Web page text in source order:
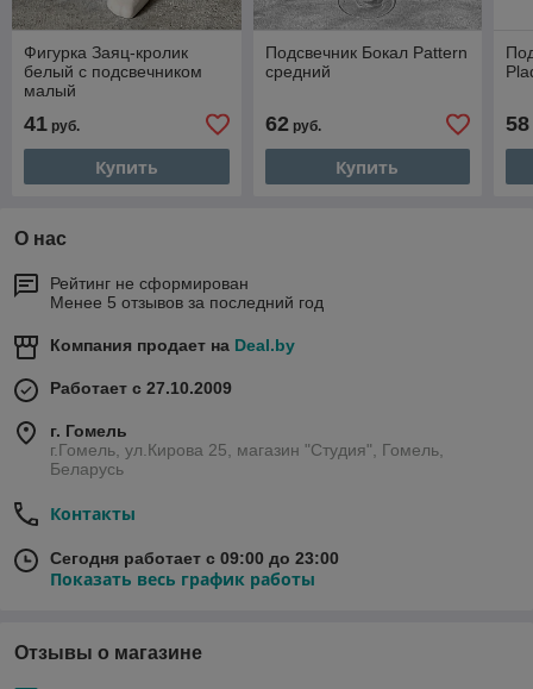
Фигурка Заяц-кролик
белый с подсвечником
малый
41 руб.
Купить
Подсвечник Бокал Pattern
средний
62руб.
Купить
58
О нас
Рейтинг не сформирован
Менее 5 отзывов за последний год
Компания продает на Deal.by
Работает с 27.10.2009
г. Гомель
г.Гомель, ул.Кирова 25, магазин "Студия", Гомель,
Беларусь
Контакты
Сегодня работает с 09:00 до 23:00
Показать весь график работы
Отзывы о магазине